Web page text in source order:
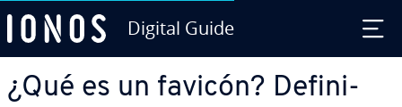
Digital Guide
¿Qué es un favicón? De­fi­ni­